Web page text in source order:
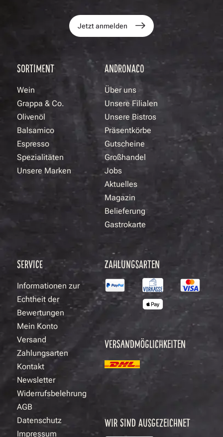
Jetzt anmelden
SORTIMENT
Wein
Grappa & Co.
Olivenöl
Balsamico
Espresso
Spezialitäten
Unsere Marken
ANDRONACO
Über uns
Unsere Filialen
Unsere Bistros
Präsentkörbe
Gutscheine
Großhandel
Jobs
Aktuelles
Magazin
Belieferung
Gastrokarte
SERVICE
Informationen zur
Echtheit der
Bewertungen
Mein Konto
Versand
Zahlungsarten
Kontakt
Newsletter
Widerrufsbelehrung
AGB
Datenschutz
Impressum
ZAHLUNGSARTEN
VERSANDMÖGLICHKEITEN
WIR SIND AUSGEZEICHNET